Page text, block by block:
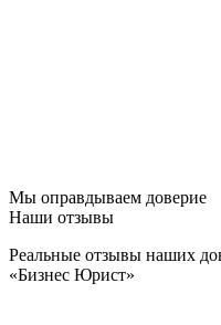
Мы оправдываем доверие
Наши отзывы
Реальные отзывы наших
«Бизнес Юрист»